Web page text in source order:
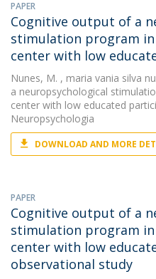
PAPER
Cognitive output of a
stimulation program in
center with low
Nunes, M. , maria vania silva
a neuropsychological
center with low educated
Neuropsychologia
DOWNLOAD AND MORE
PAPER
Cognitive output of a
stimulation program in
center with low
observational study